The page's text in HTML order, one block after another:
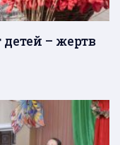
– жертв